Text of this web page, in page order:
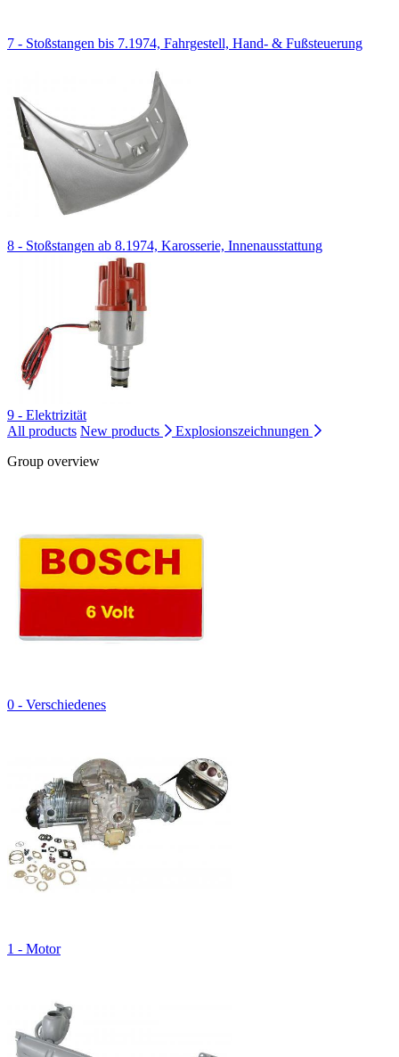
7 - Stoßstangen bis 7.1974, Fahrgestell, Hand- & Fußsteuerung
8 - Stoßstangen ab 8.1974, Karosserie, Innenausstattung
9 - Elektrizität
All products New products
Explosionszeichnungen
Group overview
0 - Verschiedenes
1 - Motor